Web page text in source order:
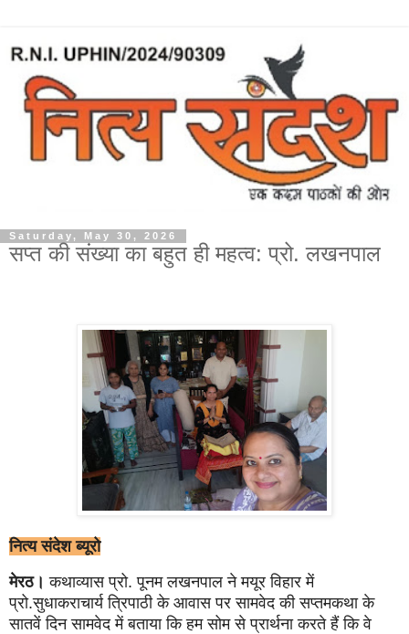
Saturday, May 30, 2026
सप्त की संख्या का बहुत ही महत्व: प्रो. लखनपाल
नित्य संदेश ब्यूरो
मेरठ।कथाव्यास प्रो. पूनम लखनपाल ने मयूर विहार में
प्रो.सुधाकराचार्य त्रिपाठी के आवास पर सामवेद की सप्तमकथा के
सातवें दिन सामवेद में बताया कि हम सोम से प्रार्थना करते हैं कि वे